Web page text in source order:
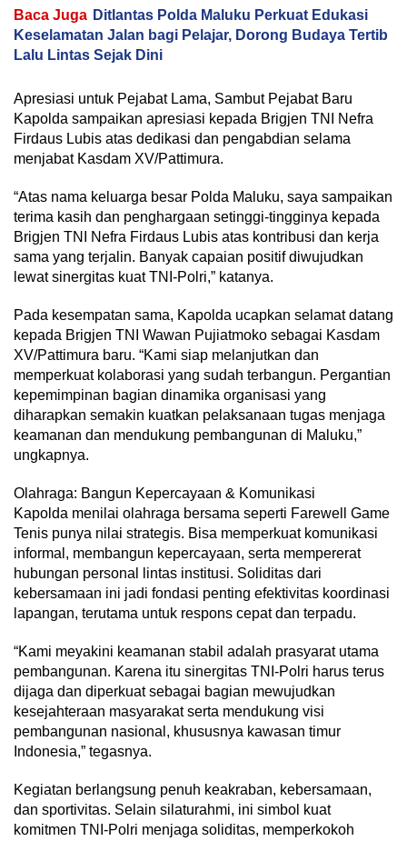
Baca Juga Ditlantas Polda Maluku Perkuat Edukasi
Keselamatan Jalan bagi Pelajar, Dorong Budaya Tertib
Lalu Lintas Sejak Dini
Apresiasi untuk Pejabat Lama, Sambut Pejabat Baru
Kapolda sampaikan apresiasi kepada Brigjen TNI Nefra
Firdaus Lubis atas dedikasi dan pengabdian selama
menjabat Kasdam XV/Pattimura.
“Atas nama keluarga besar Polda Maluku, saya sampaikan
terima kasih dan penghargaan setinggi-tingginya kepada
Brigjen TNI Nefra Firdaus Lubis atas kontribusi dan kerja
sama yang terjalin. Banyak capaian positif diwujudkan
lewat sinergitas kuat TNI-Polri,” katanya.
Pada kesempatan sama, Kapolda ucapkan selamat datang
kepada Brigjen TNI Wawan Pujiatmoko sebagai Kasdam
XV/Pattimura baru. “Kami siap melanjutkan dan
memperkuat kolaborasi yang sudah terbangun. Pergantian
kepemimpinan bagian dinamika organisasi yang
diharapkan semakin kuatkan pelaksanaan tugas menjaga
keamanan dan mendukung pembangunan di Maluku,”
ungkapnya.
Olahraga: Bangun Kepercayaan & Komunikasi
Kapolda menilai olahraga bersama seperti Farewell Game
Tenis punya nilai strategis. Bisa memperkuat komunikasi
informal, membangun kepercayaan, serta mempererat
hubungan personal lintas institusi. Soliditas dari
kebersamaan ini jadi fondasi penting efektivitas koordinasi
lapangan, terutama untuk respons cepat dan terpadu.
“Kami meyakini keamanan stabil adalah prasyarat utama
pembangunan. Karena itu sinergitas TNI-Polri harus terus
dijaga dan diperkuat sebagai bagian mewujudkan
kesejahteraan masyarakat serta mendukung visi
pembangunan nasional, khususnya kawasan timur
Indonesia,” tegasnya.
Kegiatan berlangsung penuh keakraban, kebersamaan,
dan sportivitas. Selain silaturahmi, ini simbol kuat
komitmen TNI-Polri menjaga soliditas, memperkokoh